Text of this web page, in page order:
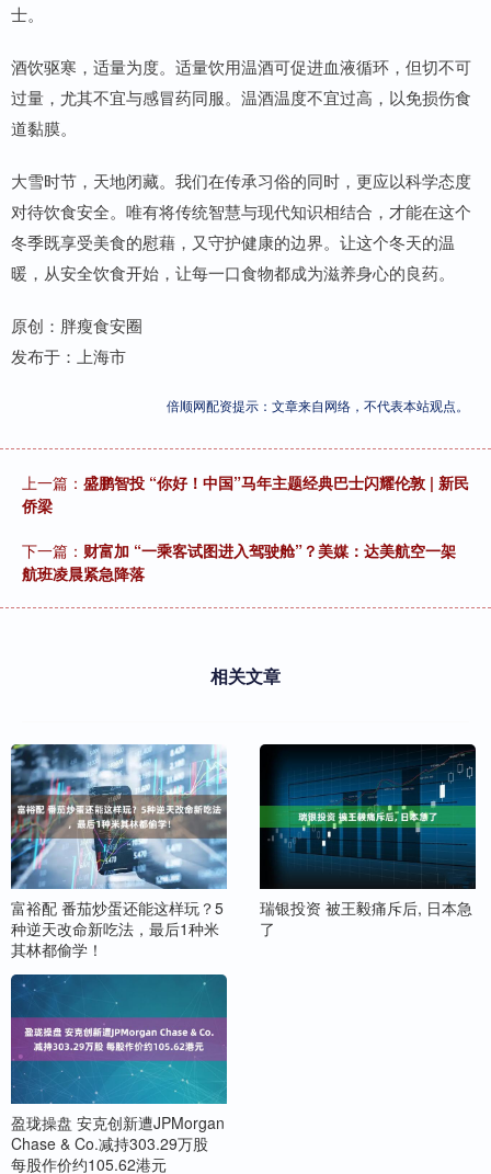
士。
酒饮驱寒，适量为度。适量饮用温酒可促进血液循环，但切不可
过量，尤其不宜与感冒药同服。温酒温度不宜过高，以免损伤食
道黏膜。
大雪时节，天地闭藏。我们在传承习俗的同时，更应以科学态度
对待饮食安全。唯有将传统智慧与现代知识相结合，才能在这个
冬季既享受美食的慰藉，又守护健康的边界。让这个冬天的温
暖，从安全饮食开始，让每一口食物都成为滋养身心的良药。
原创：胖瘦食安圈
发布于：上海市
倍顺网配资提示：文章来自网络，不代表本站观点。
上一篇： 盛鹏智投 “你好！中国”马年主题经典巴士闪耀伦敦 | 新民
侨梁
下一篇： 财富加 “一乘客试图进入驾驶舱”？美媒：达美航空一架
航班凌晨紧急降落
相关文章
富裕配 番茄炒蛋还能这样玩？5
种逆天改命新吃法，最后1种米
其林都偷学！
瑞银投资 被王毅痛斥后, 日本急
了
盈珑操盘 安克创新遭JPMorgan
Chase & Co.减持303.29万股
每股作价约105.62港元